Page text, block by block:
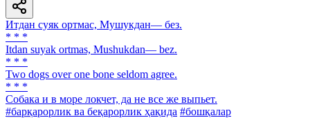
Итдан суяк ортмас, Мушукдан— без.
* * *
Itdan suyak ortmas, Mushukdan— bez.
* * *
Two dogs over one bone seldom agree.
* * *
Собака и в море локчет, да не все же выпьет.
#барқарорлик ва беқарорлик ҳақида #бошқалар